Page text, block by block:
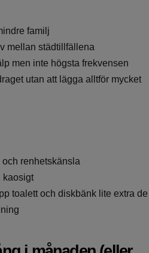
familj
mellan städtillfällena
men inte högsta frekvensen
utan att lägga alltför mycket
renhetskänsla
kaosigt
toalett och diskbänk lite extra de